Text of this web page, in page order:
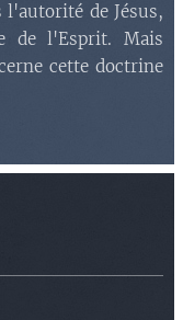
l'autorité de Jésus,
de l'Esprit. Mais
cette doctrine